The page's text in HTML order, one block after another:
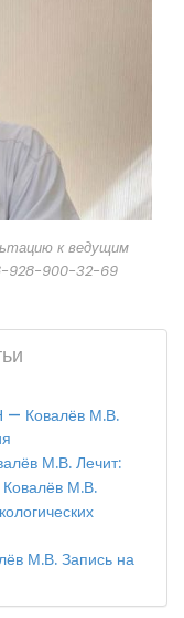
к ведущим
928-900-32-69
— Ковалёв М.В.
М.В. Лечит:
Ковалёв М.В.
М.В. Запись на